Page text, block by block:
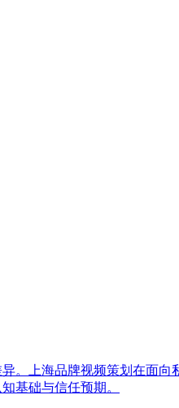
。上海品牌视频策划在面
基础与信任预期。